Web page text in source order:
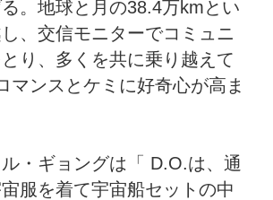
。地球と月の38.4万kmとい
、交信モニターでコミュニ
り、多くを共に乗り越えて
マンスとケミに好奇心が高ま
・ギョングは「 D.O.は、通
服を着て宇宙船セットの中